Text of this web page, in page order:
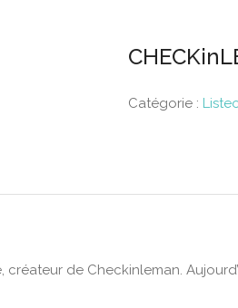
Catégorie :
de Checkinleman.